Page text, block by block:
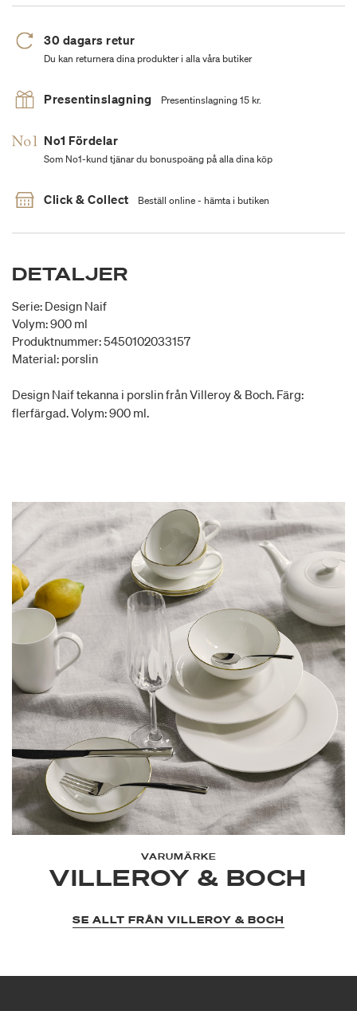
30 dagars retur
Du kan returnera dina produkter i alla våra butiker
Presentinslagning Presentinslagning 15 kr.
No1 Fördelar
Som No1-kund tjänar du bonuspoäng på alla dina köp
Click & Collect Beställ online - hämta i butiken
DETALJER
Serie: Design Naif
Volym: 900 ml
Produktnummer: 5450102033157
Material: porslin
Design Naif tekanna i porslin från Villeroy & Boch. Färg:
flerfärgad. Volym: 900 ml.
VARUMÄRKE
VILLEROY & BOCH
SE ALLT FRÅN VILLEROY & BOCH